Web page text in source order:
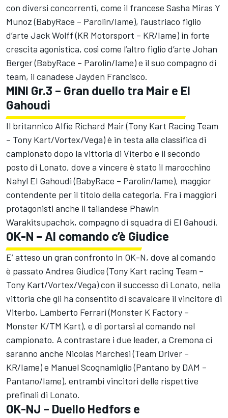
con diversi concorrenti, come il francese Sasha Miras Y
Munoz (BabyRace – Parolin/Iame), l’austriaco figlio
d’arte Jack Wolff (KR Motorsport – KR/Iame) in forte
crescita agonistica, così come l’altro figlio d’arte Johan
Berger (BabyRace – Parolin/Iame) e il suo compagno di
team, il canadese Jayden Francisco.
MINI Gr.3 – Gran duello tra Mair e El
Gahoudi
Il britannico Alfie Richard Mair (Tony Kart Racing Team
– Tony Kart/Vortex/Vega) è in testa alla classifica di
campionato dopo la vittoria di Viterbo e il secondo
posto di Lonato, dove a vincere è stato il marocchino
Nahyl El Gahoudi (BabyRace – Parolin/Iame), maggior
contendente per il titolo della categoria. Fra i maggiori
protagonisti anche il tailandese Phawin
Warakitsupachok, compagno di squadra di El Gahoudi.
OK-N – Al comando c’è Giudice
E’ atteso un gran confronto in OK-N, dove al comando
è passato Andrea Giudice (Tony Kart racing Team –
Tony Kart/Vortex/Vega) con il successo di Lonato, nella
vittoria che gli ha consentito di scavalcare il vincitore di
Viterbo, Lamberto Ferrari (Monster K Factory –
Monster K/TM Kart), e di portarsi al comando nel
campionato. A contrastare i due leader, a Cremona ci
saranno anche Nicolas Marchesi (Team Driver –
KR/Iame) e Manuel Scognamiglio (Pantano by DAM –
Pantano/Iame), entrambi vincitori delle rispettive
prefinali di Lonato.
OK-NJ – Duello Hedfors e